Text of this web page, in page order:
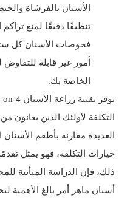
تنظيفًا دقيقًا لمنع تراكم
فحوصات الأسنان كل
أمور غير قابلة
الخاصة بك.
التكلفة لأولئك الذين يعانون
العديدة مقارنة بأطقم
خيارات التكلفة، فهو يمثل
ذلك، فإن الدراسة المتأنية
أسنان ماهر أمر بالغ الأهمية